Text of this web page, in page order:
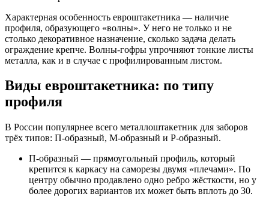
Характерная особенность евроштакетника — наличие
профиля, образующего «волны». У него не только и не
столько декоративное назначение, сколько задача делать
ограждение крепче. Волны-гофры упрочняют тонкие листы
металла, как и в случае с профилированным листом.
Виды евроштакетника: по типу
профиля
В России популярнее всего металлоштакетник для заборов
трёх типов: П-образный, М-образный и Р-образный.
П-образный — прямоугольный профиль, который
крепится к каркасу на саморезы двумя «плечами». По
центру обычно продавлено одно ребро жёсткости, но у
более дорогих вариантов их может быть вплоть до 30.